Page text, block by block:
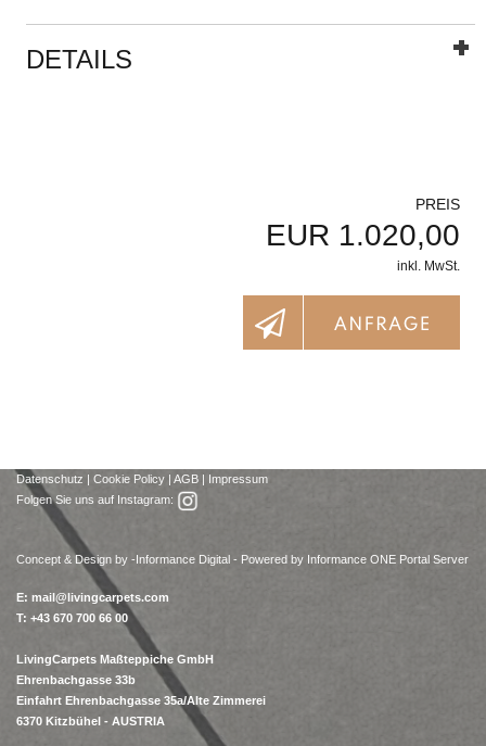
DETAILS
PREIS
EUR 1.020,00
inkl. MwSt.
Datenschutz | Cookie Policy | AGB | Impressum
Folgen Sie uns auf Instagram:
Concept & Design by -Informance Digital - Powered by Informance ONE Portal Server
E: mail@livingcarpets.com
T: +43 670 700 66 00
LivingCarpets Maßteppiche GmbH
Ehrenbachgasse 33b
Einfahrt Ehrenbachgasse 35a/Alte Zimmerei
6370 Kitzbühel - AUSTRIA